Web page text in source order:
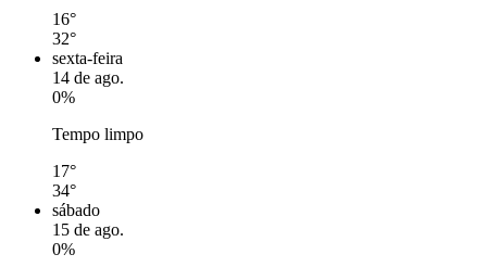
16°
32°
sexta-feira
14 de ago.
0%
Tempo limpo
17°
34°
sábado
15 de ago.
0%